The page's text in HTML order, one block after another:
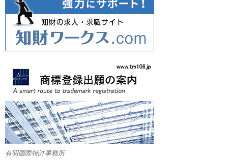
有明国際特許事務所